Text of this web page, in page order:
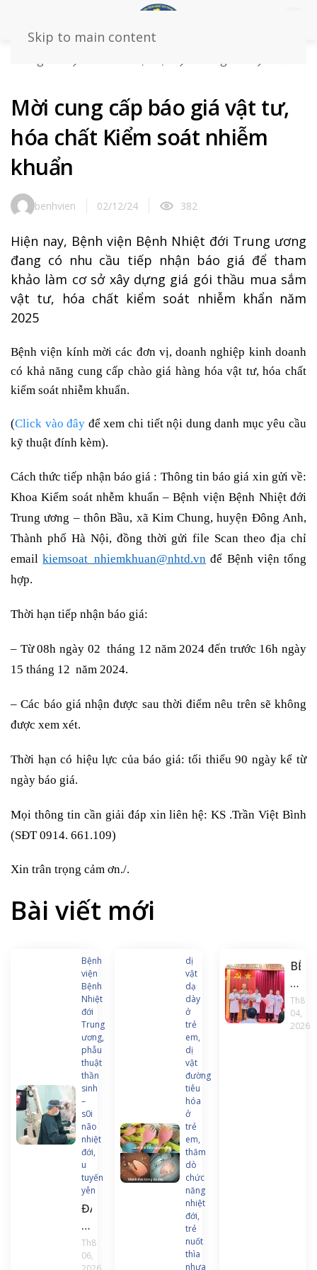
Skip to main content
khuẩn
Mời cung cấp báo giá vật tư,
hóa chất Kiểm soát nhiễm
khuẩn
benhvien 02/12/24 382
Hiện nay, Bệnh viện Bệnh Nhiệt đới Trung ương
đang có nhu cầu tiếp nhận báo giá để tham
khảo làm cơ sở xây dựng giá gói thầu mua sắm
vật tư, hóa chất kiểm soát nhiễm khẩn năm
2025
Bệnh viện kính mời các đơn vị, doanh nghiệp kinh doanh
có khả năng cung cấp chào giá hàng hóa vật tư, hóa chất
kiểm soát nhiễm khuẩn.
(Click vào đây để xem chi tiết nội dung danh mục yêu cầu
kỹ thuật đính kèm).
Cách thức tiếp nhận báo giá : Thông tin báo giá xin gửi về:
Khoa Kiểm soát nhễm khuẩn – Bệnh viện Bệnh Nhiệt đới
Trung ương – thôn Bầu, xã Kim Chung, huyện Đông Anh,
Thành phố Hà Nội, đồng thời gửi file Scan theo địa chỉ
emailkiemsoat_nhiemkhuan@nhtd.vn để Bệnh viện tổng
hợp.
Thời hạn tiếp nhận báo giá:
– Từ 08h ngày 02 tháng 12 năm 2024 đến trước 16h ngày
15 tháng 12 năm 2024.
– Các báo giá nhận được sau thời điểm nêu trên sẽ không
được xem xét.
Thời hạn có hiệu lực của báo giá: tối thiểu 90 ngày kể từ
ngày báo giá.
Mọi thông tin cần giải đáp xin liên hệ: KS .Trần Việt Bình
(SĐT 0914. 661.109)
Xin trân trọng cảm ơn./.
Bài viết mới
Bệnh
viện
Bệnh
Nhiệt
đới
Trung
ương,
phẫu
thuật
thần
sinh
–
s0i
não
nhiệt
đới,
u
tuyến
yên
ĐAU
ĐẦU
KÉO
DÀI,
Th8
06,
dị
vật
dạ
dày
ở
trẻ
em,
dị
vật
đường
tiêu
hóa
ở
trẻ
em,
thăm
dò
chức
năng
nhiệt
đới,
trẻ
nuốt
thìa
nhựa
VIỆN
ĐỚI
Th8
04,
2026